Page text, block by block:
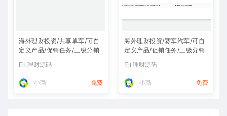
海外理财投资/共享单车/可自
定义产品/促销任务/三级分销
理财源码
小璐 免费
海外理财投资/赛车汽车/可自
定义产品/促销任务/三级分销
理财源码
小璐 免费